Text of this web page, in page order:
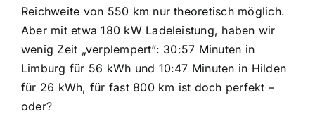
Reichweite von 550 km nur theoretisch möglich.
Aber mit etwa 180 kW Ladeleistung, haben wir
wenig Zeit „verplempert“: 30:57 Minuten in
Limburg für 56 kWh und 10:47 Minuten in Hilden
für 26 kWh, für fast 800 km ist doch perfekt –
oder?